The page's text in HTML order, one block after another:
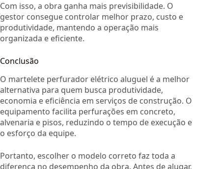
Com isso, a obra ganha mais previsibilidade. O
gestor consegue controlar melhor prazo, custo e
produtividade, mantendo a operação mais
organizada e eficiente.
Conclusão
O martelete perfurador elétrico aluguel é a melhor
alternativa para quem busca produtividade,
economia e eficiência em serviços de construção. O
equipamento facilita perfurações em concreto,
alvenaria e pisos, reduzindo o tempo de execução e
o esforço da equipe.
Portanto, escolher o modelo correto faz toda a
diferença no desempenho da obra. Antes de alugar,